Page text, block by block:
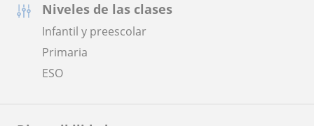
Niveles de las clases
Infantil y preescolar
Primaria
ESO